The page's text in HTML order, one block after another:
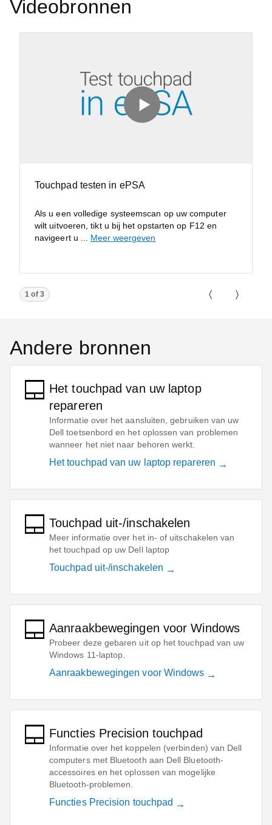
Videobronnen
Previous
Next
Touchpad testen in ePSA
Als u een volledige systeemscan op uw computer
wilt uitvoeren, tikt u bij het opstarten op F12 en
navigeert u
Meer weergeven
Showing page 1 of 3
1 of 3
Andere bronnen
Het touchpad van uw laptop
repareren
Informatie over het aansluiten, gebruiken van uw
Dell toetsenbord en het oplossen van problemen
wanneer het niet naar behoren werkt.
Het touchpad van uw laptop repareren
Touchpad uit-/inschakelen
Meer informatie over het in- of uitschakelen van
het touchpad op uw Dell laptop
Touchpad uit-/inschakelen
Aanraakbewegingen voor Windows
Probeer deze gebaren uit op het touchpad van uw
Windows 11-laptop.
Aanraakbewegingen voor Windows
Functies Precision touchpad
Informatie over het koppelen (verbinden) van Dell
computers met Bluetooth aan Dell Bluetooth-
accessoires en het oplossen van mogelijke
Bluetooth-problemen.
Functies Precision touchpad